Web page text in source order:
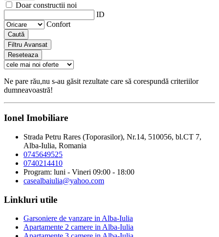
Doar constructii noi
ID
Confort
Caută
Filtru Avansat
Reseteaza
Ne pare rău,nu s-au găsit rezultate care să corespundă criteriilor
dumneavoastră!
Ionel Imobiliare
Strada Petru Rares (Toporasilor), Nr.14, 510056, bl.CT 7,
Alba-Iulia, Romania
0745649525
0740214410
Program: luni - Vineri 09:00 - 18:00
casealbaiulia@yahoo.com
Linkluri utile
Garsoniere de vanzare in Alba-Iulia
Apartamente 2 camere in Alba-Iulia